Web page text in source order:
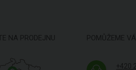
NA PRODEJNU POMŮŽEME
+420